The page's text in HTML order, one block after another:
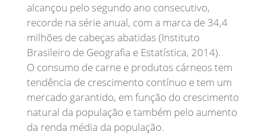
alcançou pelo segundo ano consecutivo,
recorde na série anual, com a marca de 34,4
milhões de cabeças abatidas (Instituto
Brasileiro de Geografia e Estatística, 2014).
O consumo de carne e produtos cárneos tem
tendência de crescimento contínuo e tem um
mercado garantido, em função do crescimento
natural da população e também pelo aumento
da renda média da população.